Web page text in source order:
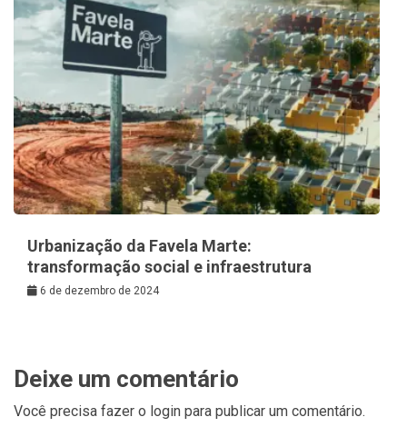
Urbanização da Favela Marte:
transformação social e infraestrutura
6 de dezembro de 2024
Deixe um comentário
Você precisa fazer o login para publicar um comentário.